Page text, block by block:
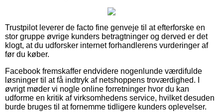
Trustpilot leverer de facto fine genveje til at efterforske en
stor gruppe øvrige kunders betragtninger og derved er det
klogt, at du udforsker internet forhandlerens vurderinger af
før du køber.
Facebook fremskaffer endvidere nogenlunde værdifulde
løsninger til at få indtryk af netshoppens troværdighed. I
øvrigt møder vi nogle online forretninger hvor du kan
udforme en kritik af virksomhedens service, hvilket desuden
burde bruges til at fornemme tidligere kunders oplevelser.